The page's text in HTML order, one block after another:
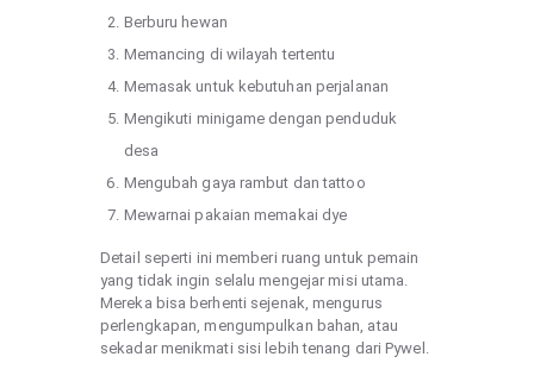
Berburu hewan
Memancing di wilayah tertentu
Memasak untuk kebutuhan perjalanan
Mengikuti minigame dengan penduduk
desa
Mengubah gaya rambut dan tattoo
Mewarnai pakaian memakai dye
Detail seperti ini memberi ruang untuk pemain
yang tidak ingin selalu mengejar misi utama.
Mereka bisa berhenti sejenak, mengurus
perlengkapan, mengumpulkan bahan, atau
sekadar menikmati sisi lebih tenang dari Pywel.